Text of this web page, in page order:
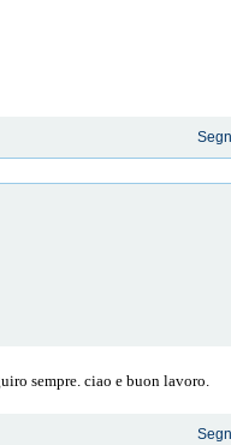
sempre. ciao e buon lavoro.